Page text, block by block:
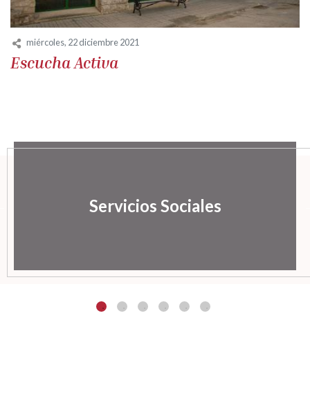
miércoles, 22 diciembre 2021
Escucha Activa
Servicios Sociales